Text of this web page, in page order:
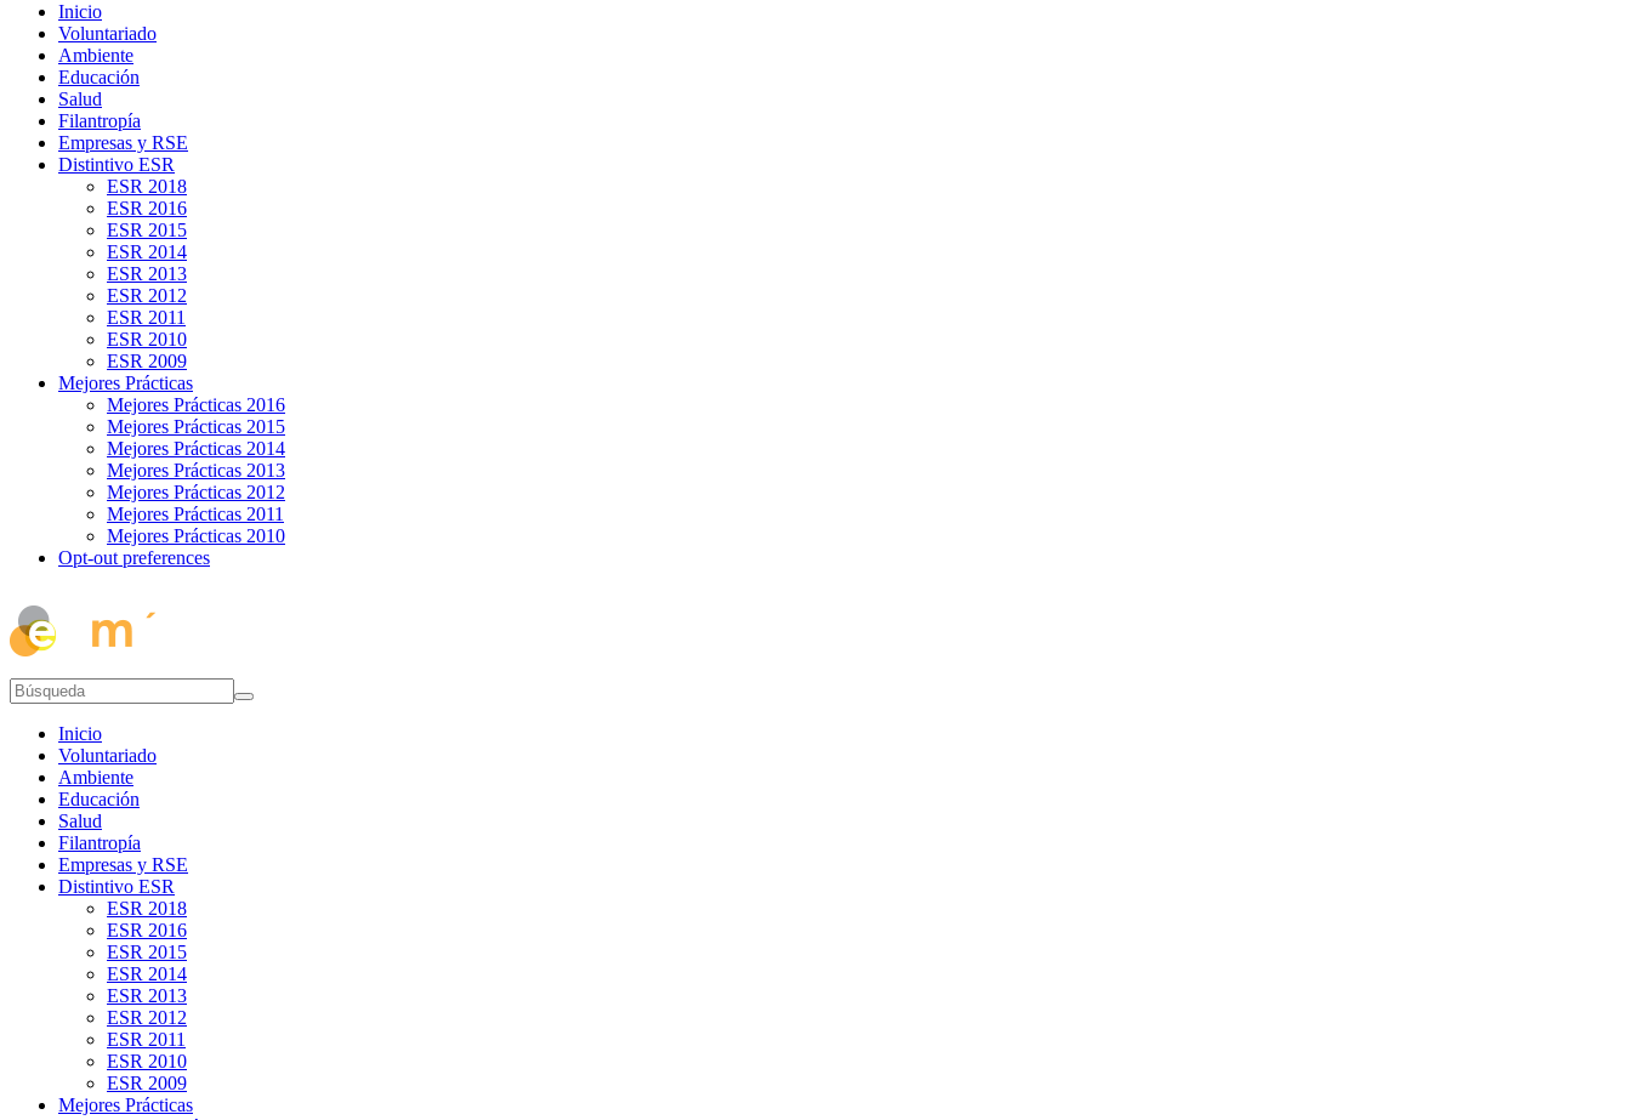
Inicio
Voluntariado
Ambiente
Educación
Salud
Filantropía
Empresas y RSE
Distintivo ESR
ESR 2018
ESR 2016
ESR 2015
ESR 2014
ESR 2013
ESR 2012
ESR 2011
ESR 2010
ESR 2009
Mejores Prácticas
Mejores Prácticas 2016
Mejores Prácticas 2015
Mejores Prácticas 2014
Mejores Prácticas 2013
Mejores Prácticas 2012
Mejores Prácticas 2011
Mejores Prácticas 2010
Opt-out preferences
Inicio
Voluntariado
Ambiente
Educación
Salud
Filantropía
Empresas y RSE
Distintivo ESR
ESR 2018
ESR 2016
ESR 2015
ESR 2014
ESR 2013
ESR 2012
ESR 2011
ESR 2010
ESR 2009
Mejores Prácticas